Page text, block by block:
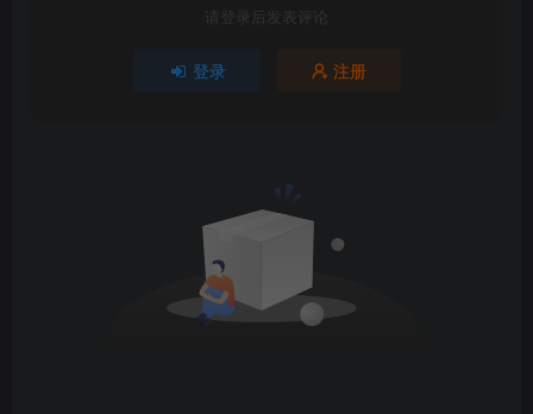
请登录后发表评论
登录 注册